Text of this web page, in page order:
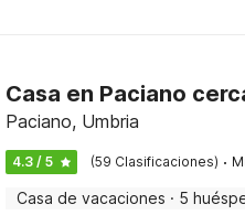
Casa en Paciano
Paciano, Umbria
4.3 / 5 (59 Clasificaciones) ·
Casa de vacaciones · 5